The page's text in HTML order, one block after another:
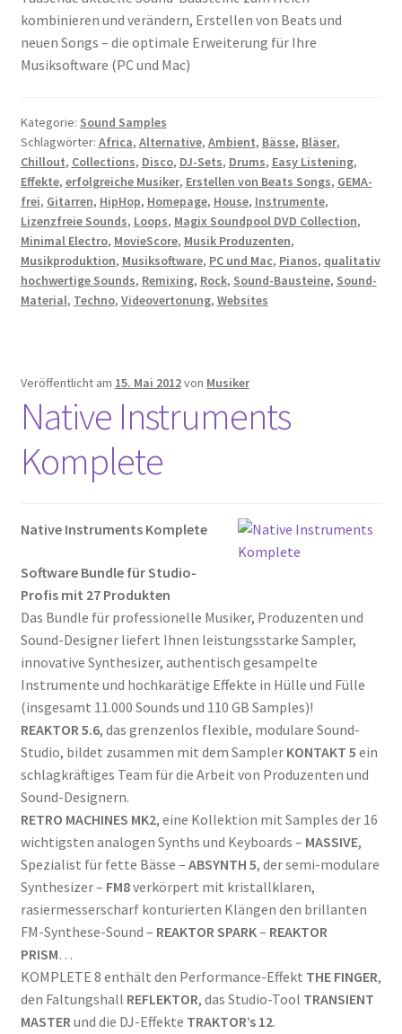
kombinieren und verändern, Erstellen von Beats und
neuen Songs – die optimale Erweiterung für Ihre
Musiksoftware (PC und Mac)
Kategorie: Sound Samples
Schlagwörter: Africa, Alternative, Ambient, Bässe, Bläser,
Chillout, Collections, Disco, DJ-Sets, Drums, Easy Listening,
Effekte, erfolgreiche Musiker, Erstellen von Beats Songs, GEMA-
frei, Gitarren, HipHop, Homepage, House, Instrumente,
Lizenzfreie Sounds, Loops, Magix Soundpool DVD Collection,
Minimal Electro, MovieScore, Musik Produzenten,
Musikproduktion, Musiksoftware, PC und Mac, Pianos, qualitativ
hochwertige Sounds, Remixing, Rock, Sound-Bausteine, Sound-
Material, Techno, Videovertonung, Websites
Veröffentlicht am 15. Mai 2012von Musiker
Native Instruments
Komplete
Native Instruments Komplete
Software Bundle für Studio-
Profis mit 27 Produkten
Das Bundle für professionelle Musiker, Produzenten und
Sound-Designer liefert Ihnen leistungsstarke Sampler,
innovative Synthesizer, authentisch gesampelte
Instrumente und hochkarätige Effekte in Hülle und Fülle
(insgesamt 11.000 Sounds und 110 GB Samples)!
REAKTOR 5.6, das grenzenlos flexible, modulare Sound-
Studio, bildet zusammen mit dem Sampler KONTAKT 5 ein
schlagkräftiges Team für die Arbeit von Produzenten und
Sound-Designern.
RETRO MACHINES MK2, eine Kollektion mit Samples der 16
wichtigsten analogen Synths und Keyboards – MASSIVE,
Spezialist für fette Bässe – ABSYNTH 5, der semi-modulare
Synthesizer – FM8verkörpert mit kristallklaren,
rasiermesserscharf konturierten Klängen den brillanten
FM-Synthese-Sound – REAKTOR SPARK– REAKTOR
PRISM…
KOMPLETE 8 enthält den Performance-Effekt THE FINGER,
den Faltungshall REFLEKTOR, das Studio-Tool TRANSIENT
MASTER und die DJ-Effekte TRAKTOR’s 12.